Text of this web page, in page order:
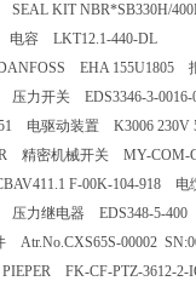
KIT NBR*SB330H/
容 LKT12.1-440-DL
EHA 155U1805
力开关 EDS3346-3-0016-
电驱动装置 K3006 230V
精密机械开关 MY-COM-
F-00K-104-918 电
力继电器 EDS348-5-400
00002
FK-CF-PTZ-3612-2-